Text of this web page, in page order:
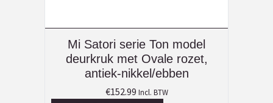
Mi Satori serie Ton model
deurkruk met Ovale rozet,
antiek-nikkel/ebben
€152.99 Incl. BTW